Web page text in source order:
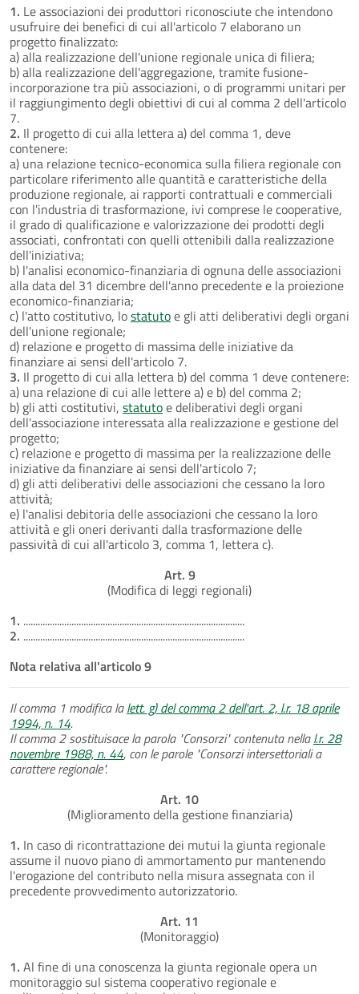
1. Le associazioni dei produttori riconosciute che intendono
usufruire dei benefici di cui all'articolo 7 elaborano un
progetto finalizzato:
a) alla realizzazione dell'unione regionale unica di filiera;
b) alla realizzazione dell'aggregazione, tramite fusione-
incorporazione tra più associazioni, o di programmi unitari per
il raggiungimento degli obiettivi di cui al comma 2 dell'articolo
7.
2. Il progetto di cui alla lettera a) del comma 1, deve
contenere:
a) una relazione tecnico-economica sulla filiera regionale con
particolare riferimento alle quantità e caratteristiche della
produzione regionale, ai rapporti contrattuali e commerciali
con l'industria di trasformazione, ivi comprese le cooperative,
il grado di qualificazione e valorizzazione dei prodotti degli
associati, confrontati con quelli ottenibili dalla realizzazione
dell'iniziativa;
b) l'analisi economico-finanziaria di ognuna delle associazioni
alla data del 31 dicembre dell'anno precedente e la proiezione
economico-finanziaria;
c) l'atto costitutivo, lostatutoe gli atti deliberativi degli organi
dell'unione regionale;
d) relazione e progetto di massima delle iniziative da
finanziare ai sensi dell'articolo 7.
3. Il progetto di cui alla lettera b) del comma 1 deve contenere:
a) una relazione di cui alle lettere a) e b) del comma 2;
b) gli atti costitutivi, statutoe deliberativi degli organi
dell'associazione interessata alla realizzazione e gestione del
progetto;
c) relazione e progetto di massima per la realizzazione delle
iniziative da finanziare ai sensi dell'articolo 7;
d) gli atti deliberativi delle associazioni che cessano la loro
attività;
e) l'analisi debitoria delle associazioni che cessano la loro
attività e gli oneri derivanti dalla trasformazione delle
passività di cui all'articolo 3, comma 1, lettera c).
Art. 9
(Modifica di leggi regionali)
1. ............................................................................................
2. ............................................................................................
Nota relativa all'articolo 9
Il comma 1 modifica lalett. g) del comma 2 dell'art. 2, l.r. 18 aprile
1994, n. 14.
Il comma 2 sostituisace la parola "Consorzi" contenuta nellal.r. 28
novembre 1988, n. 44, con le parole "Consorzi intersettoriali a
carattere regionale".
Art. 10
(Miglioramento della gestione finanziaria)
1. In caso di ricontrattazione dei mutui la giunta regionale
assume il nuovo piano di ammortamento pur mantenendo
l'erogazione del contributo nella misura assegnata con il
precedente provvedimento autorizzatorio.
Art. 11
(Monitoraggio)
1. Al fine di una conoscenza la giunta regionale opera un
monitoraggio sul sistema cooperativo regionale e